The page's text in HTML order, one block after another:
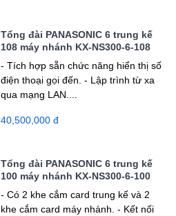
Tổng đài PANASONIC 6 trung kế
108 máy nhánh KX-NS300-6-108
- Tích hợp sẵn chức năng hiển thị số
điện thoại gọi đến. - Lập trình từ xa
qua mạng LAN....
40,500,000 đ
Tổng đài PANASONIC 6 trung kế
100 máy nhánh KX-NS300-6-100
- Có 2 khe cắm card trung kế và 2
khe cắm card máy nhánh. - Kết nối